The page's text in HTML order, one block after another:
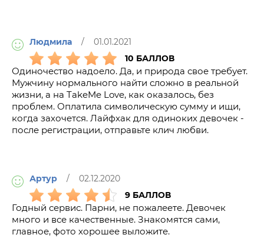
Людмила / 01.01.2021
10 БАЛЛОВ
Одиночество надоело. Да, и природа свое требует.
Мужчину нормального найти сложно в реальной
жизни, а на TakeMe Love, как оказалось, без
проблем. Оплатила символическую сумму и ищи,
когда захочется. Лайфхак для одиноких девочек -
после регистрации, отправьте клич любви.
Артур / 02.12.2020
9 БАЛЛОВ
Годный сервис. Парни, не пожалеете. Девочек
много и все качественные. Знакомятся сами,
главное, фото хорошее выложите.